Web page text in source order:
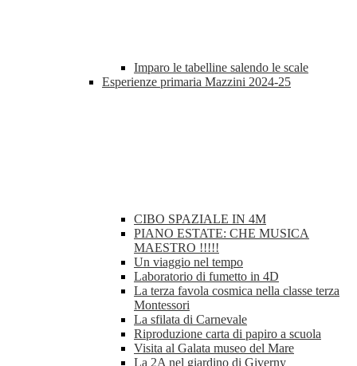
Imparo le tabelline salendo le scale
Esperienze primaria Mazzini 2024-25
CIBO SPAZIALE IN 4M
PIANO ESTATE: CHE MUSICA
MAESTRO !!!!!
Un viaggio nel tempo
Laboratorio di fumetto in 4D
La terza favola cosmica nella classe terza
Montessori
La sfilata di Carnevale
Riproduzione carta di papiro a scuola
Visita al Galata museo del Mare
La 2A nel giardino di Giverny